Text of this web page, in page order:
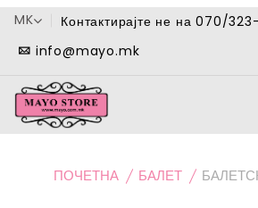
MK
Контактирајте не на 070/
info@mayo.mk
ПОЧЕТНА БАЛЕТ